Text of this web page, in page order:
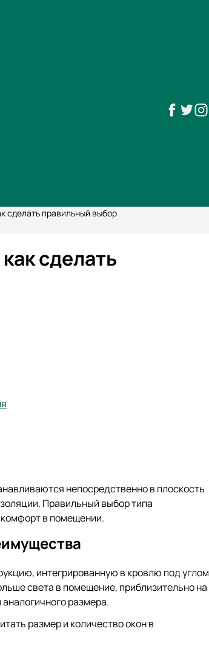
сделать правильный выбор
сделать
непосредственно в плоскость
Правильный выбор типа
комфорт в помещении.
интегрированную в кровлю под углом
света в помещение, приблизительно на
размера.
размер и количество окон в